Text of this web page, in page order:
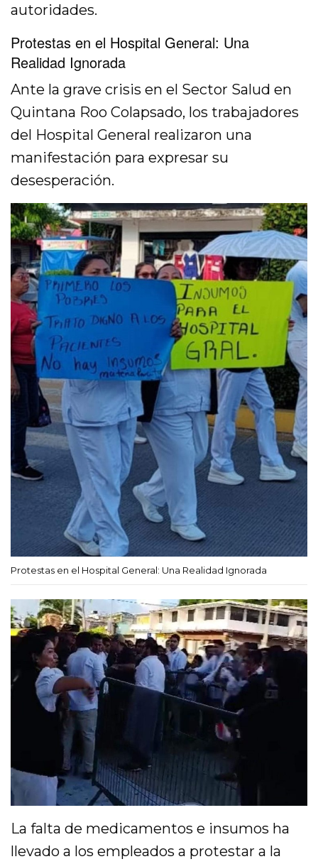
autoridades.
Protestas en el Hospital General: Una
Realidad Ignorada
Ante la grave crisis en el Sector Salud en
Quintana Roo Colapsado, los trabajadores
del Hospital General realizaron una
manifestación para expresar su
desesperación.
Protestas en el Hospital General: Una Realidad Ignorada
La falta de medicamentos e insumos ha
llevado a los empleados a protestar a la